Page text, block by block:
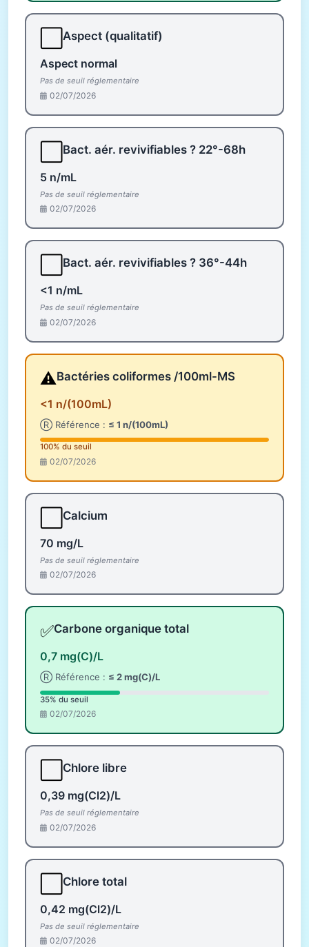
Aspect (qualitatif)
Aspect normal
Pas de seuil réglementaire
02/07/2026
Bact. aér. revivifiables ? 22°-68h
5 n/mL
Pas de seuil réglementaire
02/07/2026
Bact. aér. revivifiables ? 36°-44h
<1 n/mL
Pas de seuil réglementaire
02/07/2026
⚠️Bactéries coliformes /100ml-MS
<1 n/(100mL)
Ⓡ Référence : ≤ 1 n/(100mL)
100% du seuil
02/07/2026
Calcium
70 mg/L
Pas de seuil réglementaire
02/07/2026
✅Carbone organique total
0,7 mg(C)/L
Ⓡ Référence : ≤ 2 mg(C)/L
35% du seuil
02/07/2026
Chlore libre
0,39 mg(Cl2)/L
Pas de seuil réglementaire
02/07/2026
Chlore total
0,42 mg(Cl2)/L
Pas de seuil réglementaire
02/07/2026